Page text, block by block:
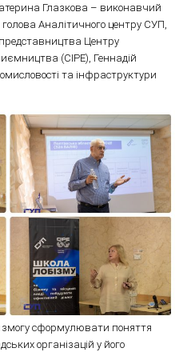
Глазкова – виконавчий
Аналітичного центру СУП,
Центру
(CIPE), Геннадій
та інфраструктури
сформулювати поняття
організацій у його